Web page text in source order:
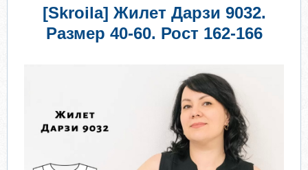
[Skroila] Жилет Дарзи 9032.
Размер 40-60. Рост 162-166